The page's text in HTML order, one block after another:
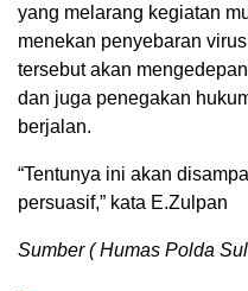
yang melarang kegiatan
menekan penyebaran
tersebut akan
dan juga penegakan
berjalan.
“Tentunya ini akan
persuasif,” kata E.Zulpan
Sumber ( Humas Polda